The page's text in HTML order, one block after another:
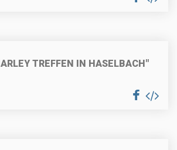
TREFFEN IN HASELBACH"